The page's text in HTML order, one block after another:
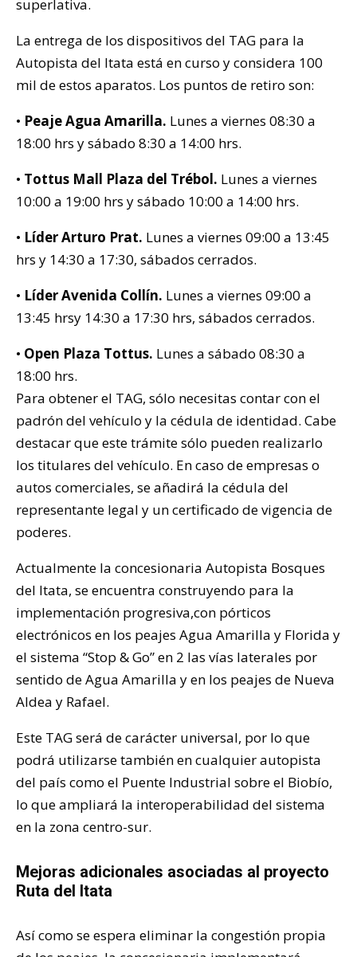
superlativa.
La entrega de los dispositivos del TAG para la
Autopista del Itata está en curso y considera 100
mil de estos aparatos. Los puntos de retiro son:
• Peaje Agua Amarilla. Lunes a viernes 08:30 a
18:00 hrs y sábado 8:30 a 14:00 hrs.
• Tottus Mall Plaza del Trébol. Lunes a viernes
10:00 a 19:00 hrs y sábado 10:00 a 14:00 hrs.
• Líder Arturo Prat. Lunes a viernes 09:00 a 13:45
hrs y 14:30 a 17:30, sábados cerrados.
• Líder Avenida Collín. Lunes a viernes 09:00 a
13:45 hrsy 14:30 a 17:30 hrs, sábados cerrados.
• Open Plaza Tottus. Lunes a sábado 08:30 a
18:00 hrs.
Para obtener el TAG, sólo necesitas contar con el
padrón del vehículo y la cédula de identidad. Cabe
destacar que este trámite sólo pueden realizarlo
los titulares del vehículo. En caso de empresas o
autos comerciales, se añadirá la cédula del
representante legal y un certificado de vigencia de
poderes.
Actualmente la concesionaria Autopista Bosques
del Itata, se encuentra construyendo para la
implementación progresiva,con pórticos
electrónicos en los peajes Agua Amarilla y Florida y
el sistema “Stop & Go” en 2 las vías laterales por
sentido de Agua Amarilla y en los peajes de Nueva
Aldea y Rafael.
Este TAG será de carácter universal, por lo que
podrá utilizarse también en cualquier autopista
del país como el Puente Industrial sobre el Biobío,
lo que ampliará la interoperabilidad del sistema
en la zona centro-sur.
Mejoras adicionales asociadas al proyecto
Ruta del Itata
Así como se espera eliminar la congestión propia